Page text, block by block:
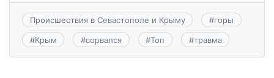
Происшествия в Севастополе и Крыму #горы
#Крым #сорвался #Топ #травма